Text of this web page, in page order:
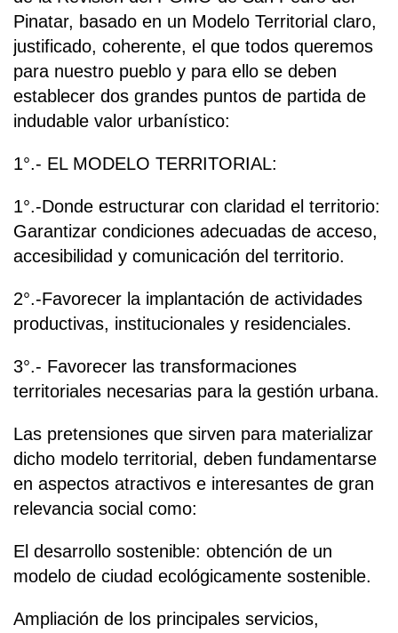
Pinatar, basado en un Modelo Territorial claro,
justificado, coherente, el que todos queremos
para nuestro pueblo y para ello se deben
establecer dos grandes puntos de partida de
indudable valor urbanístico:
1°.- EL MODELO TERRITORIAL:
1°.-Donde estructurar con claridad el territorio:
Garantizar condiciones adecuadas de acceso,
accesibilidad y comunicación del territorio.
2°.-Favorecer la implantación de actividades
productivas, institucionales y residenciales.
3°.- Favorecer las transformaciones
territoriales necesarias para la gestión urbana.
Las pretensiones que sirven para materializar
dicho modelo territorial, deben fundamentarse
en aspectos atractivos e interesantes de gran
relevancia social como:
El desarrollo sostenible: obtención de un
modelo de ciudad ecológicamente sostenible.
Ampliación de los principales servicios,